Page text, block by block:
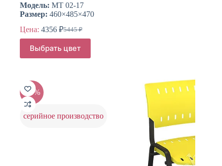
Модель: МТ 02-17
Размер: 460×485×470
Цена:
5445₽
Первоначальная
цена
составляла
5445 ₽.
4356 ₽Текущая
цена:
4356 ₽.
Выбрать цвет
Этот
товар
имеет
Опции
можно
выбрать
на
странице
-20%
серийное производство